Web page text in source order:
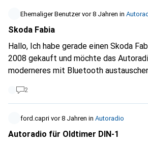
Ehemaliger Benutzer vor 8 Jahren in
Skoda Fabia
Hallo, Ich habe gerade einen Skoda Fabia 1.2 Entry von
2008 gekauft und möchte das
moderneres mit Bluetooth
deine Hilfe. Carla
2
ford.capri vor 8 Jahren in Autoradio
Autoradio für Oldtimer DIN-1